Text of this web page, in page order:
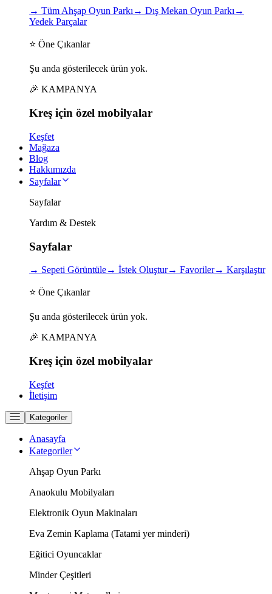
→ Tüm Ahşap Oyun Parkı→ Dış Mekan Oyun Parkı→
Yedek Parçalar
⭐ Öne Çıkanlar
Şu anda gösterilecek ürün yok.
🎉 KAMPANYA
Kreş için özel mobilyalar
Keşfet
Mağaza
Blog
Hakkımızda
Sayfalar
Sayfalar
Yardım & Destek
Sayfalar
→ Sepeti Görüntüle→ İstek Oluştur→ Favoriler→ Karşılaştır
⭐ Öne Çıkanlar
Şu anda gösterilecek ürün yok.
🎉 KAMPANYA
Kreş için özel mobilyalar
Keşfet
İletişim
Kategoriler
Anasayfa
Kategoriler
Ahşap Oyun Parkı
Anaokulu Mobilyaları
Elektronik Oyun Makinaları
Eva Zemin Kaplama (Tatami yer minderi)
Eğitici Oyuncaklar
Minder Çeşitleri